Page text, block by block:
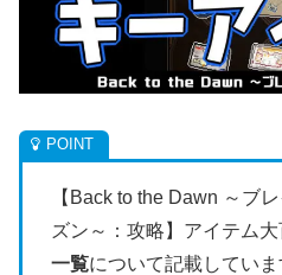
【Back to the Dawn ～ブ
ズン～：攻略】アイテム
一覧について記載してい